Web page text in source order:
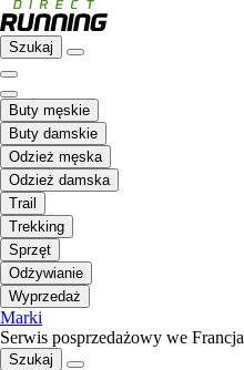
Szukaj
Buty męskie
Buty damskie
Odzież męska
Odzież damska
Trail
Trekking
Sprzęt
Odżywianie
Wyprzedaż
Marki
Serwis posprzedażowy we Francja
Szukaj